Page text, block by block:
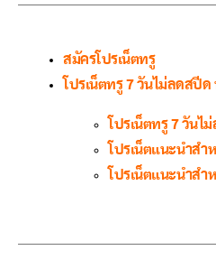
สมัครโปรเน็ตทรู
โปรเน็ตทรู 7 วันไม่ลดสปีด
โปรเน็ตทรู 7 วันไ
โปรเน็ตแนะนำสำ
โปรเน็ตแนะนำสำ